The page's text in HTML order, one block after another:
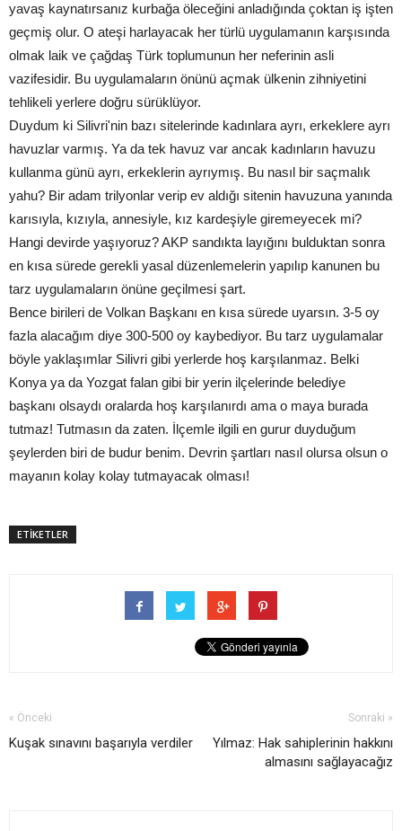
yavaş kaynatırsanız kurbağa öleceğini anladığında çoktan iş işten
geçmiş olur. O ateşi harlayacak her türlü uygulamanın karşısında
olmak laik ve çağdaş Türk toplumunun her neferinin asli
vazifesidir. Bu uygulamaların önünü açmak ülkenin zihniyetini
tehlikeli yerlere doğru sürüklüyor.
Duydum ki Silivri'nin bazı sitelerinde kadınlara ayrı, erkeklere ayrı
havuzlar varmış. Ya da tek havuz var ancak kadınların havuzu
kullanma günü ayrı, erkeklerin ayrıymış. Bu nasıl bir saçmalık
yahu? Bir adam trilyonlar verip ev aldığı sitenin havuzuna yanında
karısıyla, kızıyla, annesiyle, kız kardeşiyle giremeyecek mi?
Hangi devirde yaşıyoruz? AKP sandıkta layığını bulduktan sonra
en kısa sürede gerekli yasal düzenlemelerin yapılıp kanunen bu
tarz uygulamaların önüne geçilmesi şart.
Bence birileri de Volkan Başkanı en kısa sürede uyarsın. 3-5 oy
fazla alacağım diye 300-500 oy kaybediyor. Bu tarz uygulamalar
böyle yaklaşımlar Silivri gibi yerlerde hoş karşılanmaz. Belki
Konya ya da Yozgat falan gibi bir yerin ilçelerinde belediye
başkanı olsaydı oralarda hoş karşılanırdı ama o maya burada
tutmaz! Tutmasın da zaten. İlçemle ilgili en gurur duyduğum
şeylerden biri de budur benim. Devrin şartları nasıl olursa olsun o
mayanın kolay kolay tutmayacak olması!
ETİKETLER
« Önceki
Kuşak sınavını başarıyla verdiler
Sonraki »
Yılmaz: Hak sahiplerinin hakkını
almasını sağlayacağız